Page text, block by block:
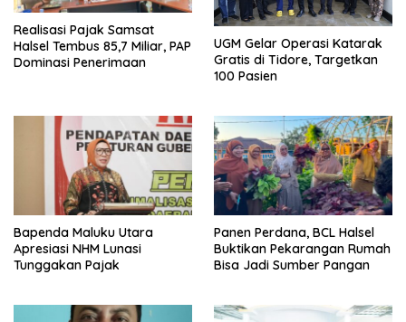
Realisasi Pajak Samsat
Halsel Tembus 85,7 Miliar, PAP
Dominasi Penerimaan
UGM Gelar Operasi Katarak
Gratis di Tidore, Targetkan
100 Pasien
Bapenda Maluku Utara
Apresiasi NHM Lunasi
Tunggakan Pajak
Panen Perdana, BCL Halsel
Buktikan Pekarangan Rumah
Bisa Jadi Sumber Pangan